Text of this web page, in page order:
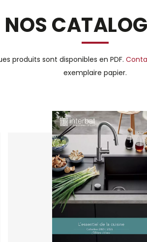
NOS
produits sont disponibles en PDF.
exemplaire papier.